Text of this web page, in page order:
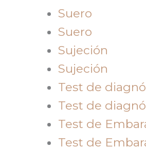
Suero
Suero
Sujeción
Sujeción
Test de
Test de
Test de
Test de